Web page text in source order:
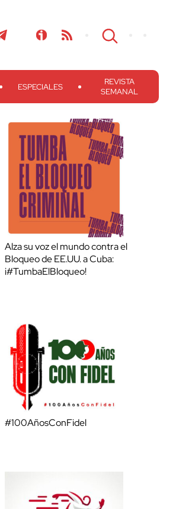
ESPECIALES
REVISTA
SEMANAL
Alza su voz el mundo contra el
Bloqueo de EE.UU. a Cuba:
¡#TumbaElBloqueo!
#100AñosConFidel